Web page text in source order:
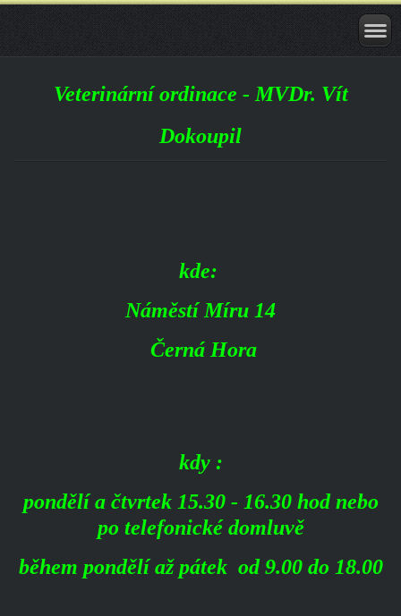
Veterinární ordinace - MVDr. Vít
Dokoupil
kde:
Náměstí Míru 14
Černá Hora
kdy :
pondělí a čtvrtek 15.30 - 16.30 hodnebo
po telefonické domluvě
během pondělí až pátek od 9.00 do 18.00